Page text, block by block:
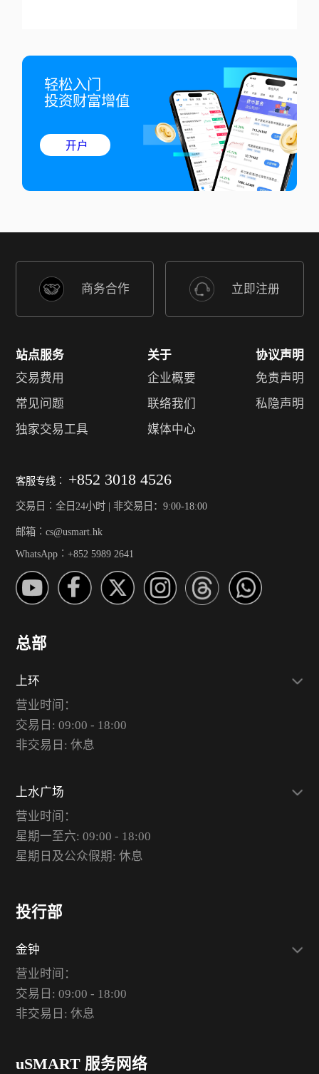
轻松入门
投资财富增值
开户
商务合作 立即注册
站点服务
交易费用
常见问题
独家交易工具
关于
企业概要
联络我们
媒体中心
协议声明
免责声明
私隐声明
客服专线︰ +852 3018 4526
交易日︰全日24小时 | 非交易日：9:00-18:00
邮箱︰cs@usmart.hk
WhatsApp︰+852 5989 2641
总部
上环
营业时间：
交易日: 09:00 - 18:00
非交易日: 休息
上水广场
营业时间：
星期一至六: 09:00 - 18:00
星期日及公众假期: 休息
投行部
金钟
营业时间：
交易日: 09:00 - 18:00
非交易日: 休息
uSMART 服务网络